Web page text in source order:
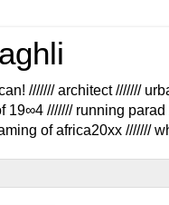
/////// architect ///////
19∞4 /////// running parad
of africa20xx ///////